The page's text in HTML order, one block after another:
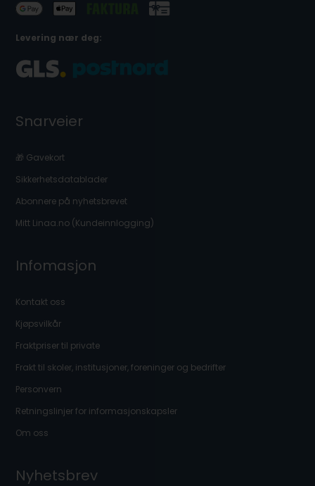
Levering nær deg:
Snarveier
🎁 Gavekort
Sikkerhetsdatablader
Abonnere på nyhetsbrevet
Mitt Linaa.no (Kundeinnlogging)
Infomasjon
Kontakt oss
Kjøpsvilkår
Fraktpriser til private
Frakt til skoler, institusjoner, foreninger og bedrifter
Personvern
Retningslinjer for informasjonskapsler
Om oss
Nyhetsbrev